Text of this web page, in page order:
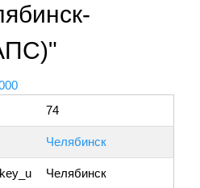
74
Челябинск
Челябинск